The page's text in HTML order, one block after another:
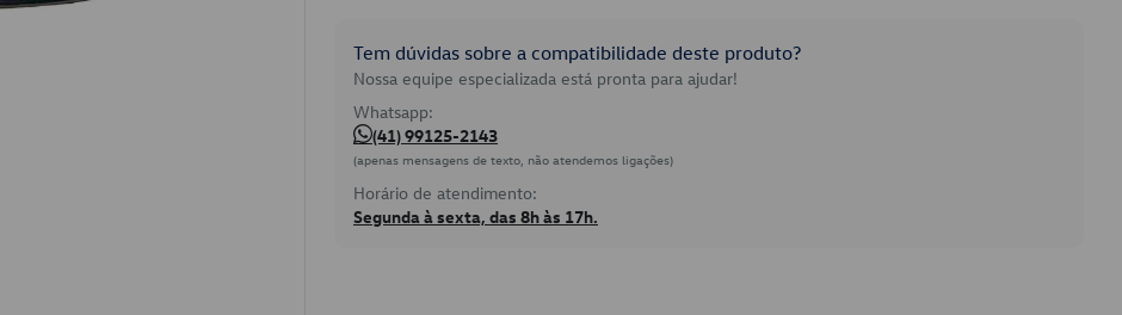
Tem dúvidas sobre a compatibilidade deste produto?
Nossa equipe especializada está pronta para ajudar!
Whatsapp:
(41) 99125-2143
(apenas mensagens de texto, não atendemos ligações)
Horário de atendimento:
Segunda à sexta, das 8h às 17h.